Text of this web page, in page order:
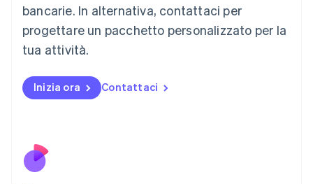
bancarie. In alternativa, contattaci per
progettare un pacchetto personalizzato per la
tua attività.
Inizia ora Contattaci
Français DeutschEnglish
Malaysia
English 简体中文
Malta
Messico
EspañolEnglish
English
Paesi Bassi